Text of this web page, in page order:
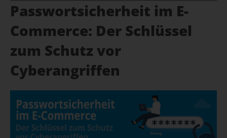
Passwortsicherheit im E-
Commerce: Der Schlüssel
zum Schutz vor
Cyberangriffen